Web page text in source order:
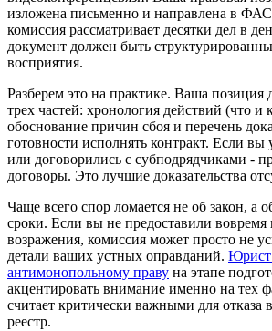
изложена письменно и направлена в ФАС
комиссия рассматривает десятки дел в
документ должен быть
восприятия.
Разберем это на практике. Ваша позиция
трех частей: хронология действий (что и
обоснование причин сбоя и перечень
готовности исполнять контракт. Если вы
или договорились с субподрядчиками -
договоры. Это лучшие доказательства
Чаще всего спор ломается не об закон, а
сроки. Если вы не предоставили
возражения, комиссия может просто не
детали ваших устных оправданий.
антимонопольному праву на этапе
акцентировать внимание именно на тех
считает критически важными для отказа
реестр.